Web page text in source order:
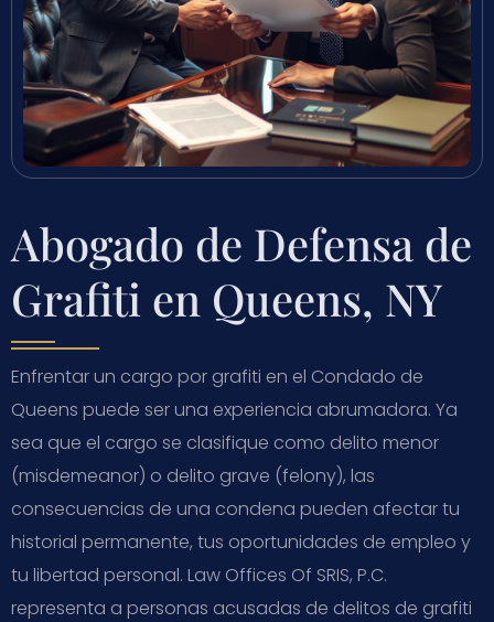
Abogado de Defensa de
Grafiti en Queens, NY
Enfrentar un cargo por grafiti en el Condado de
Queens puede ser una experiencia abrumadora. Ya
sea que el cargo se clasifique como delito menor
(misdemeanor) o delito grave (felony), las
consecuencias de una condena pueden afectar tu
historial permanente, tus oportunidades de empleo y
tu libertad personal. Law Offices Of SRIS, P.C.
representa a personas acusadas de delitos de grafiti